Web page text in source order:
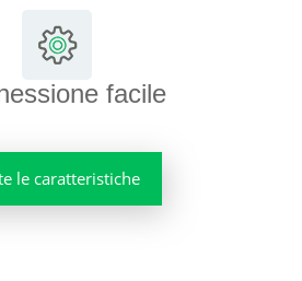
facile
le caratteristiche